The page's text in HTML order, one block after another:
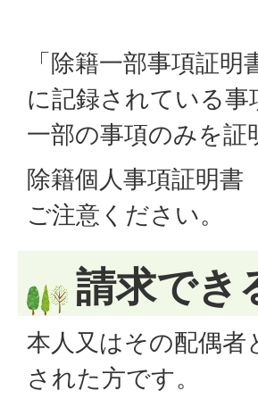
「除籍一部事項証
に記録されている
一部の事項のみを
除籍個人事項証明書
ご注意ください。
請求でき
本人又はその配偶者
された方です。